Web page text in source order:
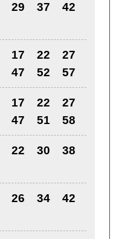
29 37
42
17 22
27
47 52 57
17 22
27
47 51 58
22 30
38
26 34
42